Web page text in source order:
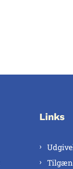
Links